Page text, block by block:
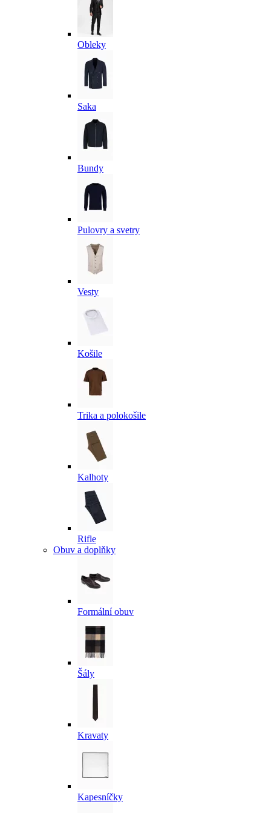
Obleky
Saka
Bundy
Pulovry a svetry
Vesty
Košile
Trika a polokošile
Kalhoty
Rifle
Obuv a doplňky
Formální obuv
Šály
Kravaty
Kapesníčky